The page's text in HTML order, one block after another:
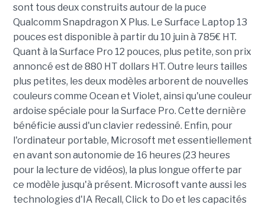
sont tous deux construits autour de la puce
Qualcomm Snapdragon X Plus. Le Surface Laptop 13
pouces est disponible à partir du 10 juin à 785€ HT.
Quant à la Surface Pro 12 pouces, plus petite, son prix
annoncé est de 880 HT dollars HT. Outre leurs tailles
plus petites, les deux modèles arborent de nouvelles
couleurs comme Ocean et Violet, ainsi qu'une couleur
ardoise spéciale pour la Surface Pro. Cette dernière
bénéficie aussi d'un clavier redessiné. Enfin, pour
l'ordinateur portable, Microsoft met essentiellement
en avant son autonomie de 16 heures (23 heures
pour la lecture de vidéos), la plus longue offerte par
ce modèle jusqu'à présent. Microsoft vante aussi les
technologies d'IA Recall, Click to Do et les capacités